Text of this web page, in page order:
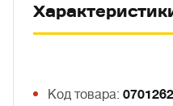
Код товара: